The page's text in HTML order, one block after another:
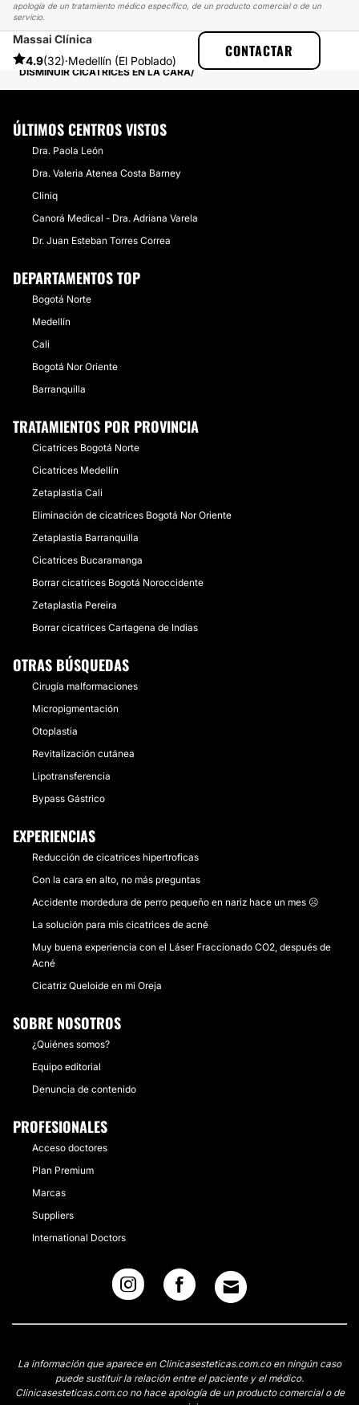
apología de un tratamiento médico específico, de un producto comercial o de un
servicio.
Massai Clínica
4.9(32)·Medellín (El Poblado)
CONTACTAR
CLINICASESTETICAS
EXPERIENCIAS SOBRE CICATRICES
DISMINUIR CICATRICES EN LA CARA
ÚLTIMOS CENTROS VISTOS
Dra. Paola León
Dra. Valeria Atenea Costa Barney
Cliniq
Canorá Medical - Dra. Adriana Varela
Dr. Juan Esteban Torres Correa
DEPARTAMENTOS TOP
Bogotá Norte
Medellín
Cali
Bogotá Nor Oriente
Barranquilla
TRATAMIENTOS POR PROVINCIA
Cicatrices Bogotá Norte
Cicatrices Medellín
Zetaplastia Cali
Eliminación de cicatrices Bogotá Nor Oriente
Zetaplastia Barranquilla
Cicatrices Bucaramanga
Borrar cicatrices Bogotá Noroccidente
Zetaplastia Pereira
Borrar cicatrices Cartagena de Indias
OTRAS BÚSQUEDAS
Cirugía malformaciones
Micropigmentación
Otoplastia
Revitalización cutánea
Lipotransferencia
Bypass Gástrico
EXPERIENCIAS
Reducción de cicatrices hipertroficas
Con la cara en alto, no más preguntas
Accidente mordedura de perro pequeño en nariz hace un mes ☹️
La solución para mis cicatrices de acné
Muy buena experiencia con el Láser Fraccionado CO2, después de
Acné
Cicatriz Queloide en mi Oreja
SOBRE NOSOTROS
¿Quiénes somos?
Equipo editorial
Denuncia de contenido
PROFESIONALES
Acceso doctores
Plan Premium
Marcas
Suppliers
International Doctors
La información que aparece en Clinicasesteticas.com.co en ningún caso
puede sustituir la relación entre el paciente y el médico.
Clinicasesteticas.com.co no hace apología de un producto comercial o de